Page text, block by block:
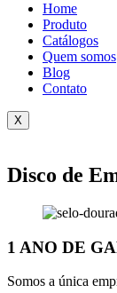
Home
Produto
Catálogos
Quem somos
Blog
Contato
X
Disco de
1 ANO DE
Somos a única